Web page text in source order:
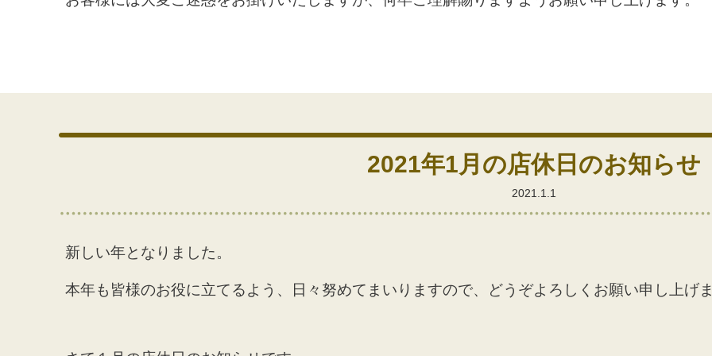
2021年1月の店休日のお知らせ
2021.1.1
新しい年となりました。
本年も皆様のお役に立てるよう、日々努めてまいりますので、どうぞよろしくお願い申し上げ